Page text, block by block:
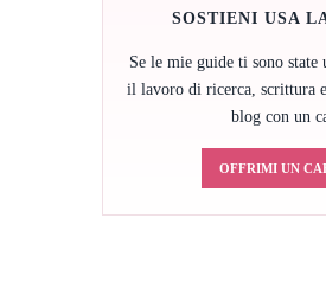
SOSTIENI USA
Se le mie guide ti sono state
il lavoro di ricerca, scrittura
blog con un
OFFRIMI UN